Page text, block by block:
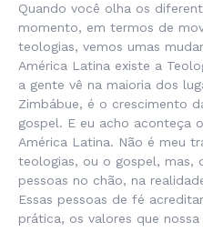
Quando você olha os
momento, em termos de
teologias, vemos umas
América Latina existe a
a gente vê na maioria dos
Zimbábue, é o crescimento
gospel. E eu acho aconteça
América Latina. Não é meu
teologias, ou o gospel, mas,
pessoas no chão, na
Essas pessoas de fé
prática, os valores que